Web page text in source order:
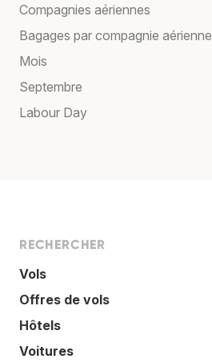
Compagnies aériennes
Bagages par compagnie aérienne
Mois
Septembre
Labour Day
RECHERCHER
Vols
Offres de vols
Hôtels
Voitures